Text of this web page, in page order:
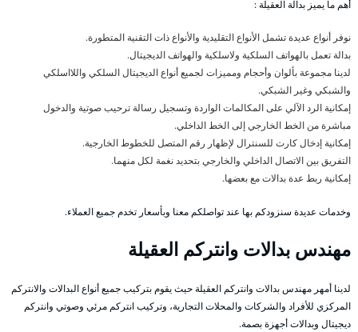
أهم ما يميز بدالة العقيلة :
نوفر أنواع عديدة تشمل الأنواع التقليدية والأنواع ذات التقنية المتطورة.
بدالة تعمل بالهواتف السلكية ولاسلكية والهواتف الديجيتال.
لدينا مجموعة بألوان وأحجام ومميزات لجميع أنواع الديجيتال السلكي واللااسلكي
والشبكي وغير الشبكي.
إمكانية الرد الآلي على المكالمات الواردة وتسجيل رسالة ترحيب صوتية والدخول
مباشرة من الخط الخارجي إلى الخط الداخلي.
إمكانية إدخال كارت للسنترال لإظهار رقم المتصل للخطوط الخارجية.
التفريق بين الاتصال الداخلي والخارجي بتحديد نغمة لكل منهما.
إمكانية ربط عدة بدالات مع بعضها.
وخدمات عديدة سنزودكم بها عند تواصلكم معنا وبأسعار تخدم جميع العملاء.
مهندس بدالات وانتركم العقيلة
لدينا أمهر مهندس بدالات وانتركم العقيلة حيث يقوم بتركيب جميع أنواع البدالات والانتركم
المركزي للأفراد والشركات والمحلات التجارية، وتركيب انتركم مرئي وصوتي وانتركم
ديجيتال وبدالات أجهزة بصمة.